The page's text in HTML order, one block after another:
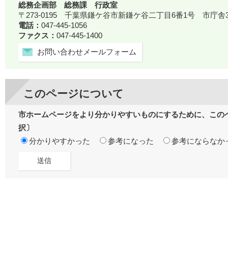
総務企画部 総務課 行政室
〒273-0195 千葉県鎌ケ谷市新鎌ケ谷二丁目6番1号 市庁舎
電話： 047-445-1056
ファクス： 047-445-1400
お問い合わせメールフォーム
このページについて
市ホームページをより分かりやすいものにするために、こ
択〕
分かりやすかった
参考になった 参考にならなか